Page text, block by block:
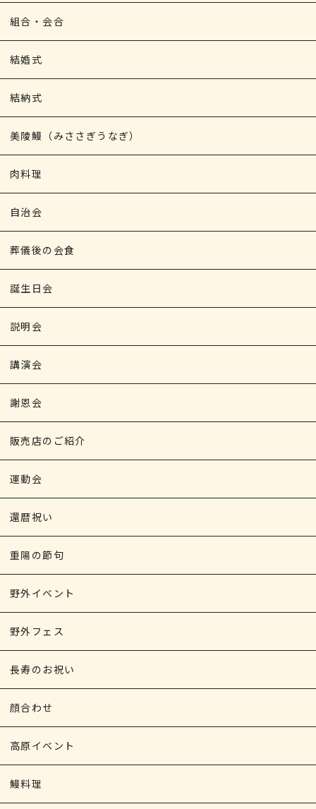
組合・会合
結婚式
結納式
美陵鰻（みささぎうなぎ）
肉料理
自治会
葬儀後の会食
誕生日会
説明会
講演会
謝恩会
販売店のご紹介
運動会
還暦祝い
重陽の節句
野外イベント
野外フェス
長寿のお祝い
顔合わせ
高原イベント
鰻料理